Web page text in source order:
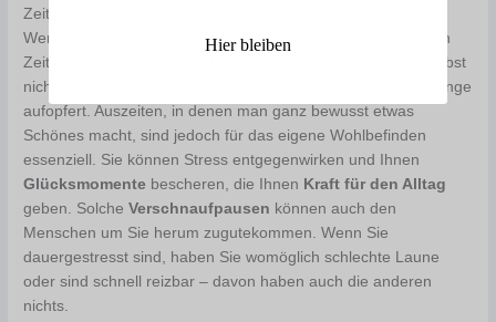
Zeit für sich selbst einplanen
Wer einer Doppelbelastung ausgesetzt ist, hat oft kaum noch
Zeit für sich. Das kann auch daran liegen, dass man sich selbst
nicht so wichtig nimmt und sich für andere Menschen und Dinge
aufopfert. Auszeiten, in denen man ganz bewusst etwas
Schönes macht, sind jedoch für das eigene Wohlbefinden
essenziell. Sie können Stress entgegenwirken und Ihnen
Glücksmomente bescheren, die Ihnen Kraft für den Alltag
geben. SolcheVerschnaufpausen können auch den
Menschen um Sie herum zugutekommen. Wenn Sie
dauergestresst sind, haben Sie womöglich schlechte Laune
oder sind schnell reizbar – davon haben auch die anderen
nichts.
Hier bleiben